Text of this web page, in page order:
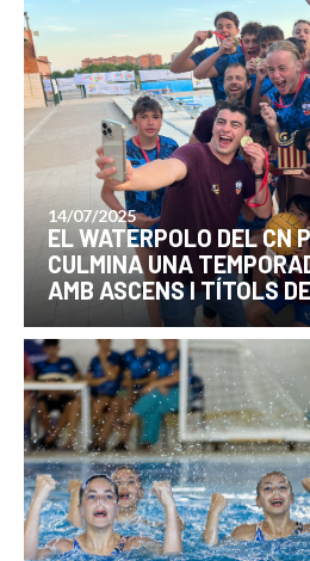
14/07/2025
EL WATERPOLO DEL CN
CULMINA UNA
AMB ASCENS I TÍTOLS